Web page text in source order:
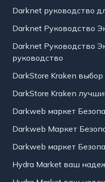
Darknet руководство
Darknet Руководство
Darknet Руководство
руководство
DarkStore Kraken
DarkStore Kraken
Darkweb маркет
Darkweb Маркет
Darkweb маркет
Hydra Market ваш